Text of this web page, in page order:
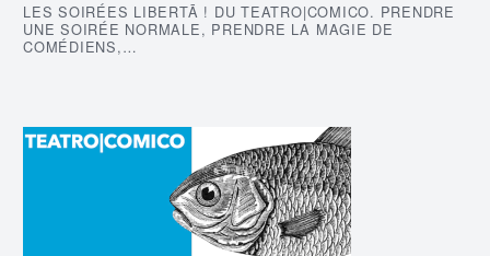
LES SOIRÉES LIBERTĀ ! DU TEATRO|COMICO. PRENDRE
UNE SOIRÉE NORMALE, PRENDRE LA MAGIE DE
COMÉDIENS,…